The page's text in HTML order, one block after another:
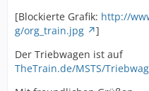
[Blockierte Grafik: http://
g/org_train.jpg
]
Der Triebwagen ist auf
TheTrain.de/MSTS/